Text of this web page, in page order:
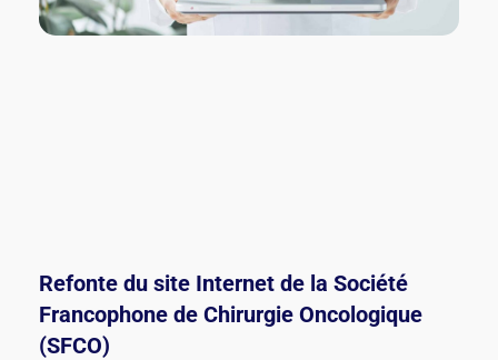
Refonte du site Internet de la Société
Francophone de Chirurgie Oncologique
(SFCO)